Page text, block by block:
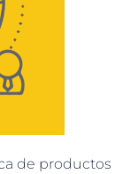
de productos